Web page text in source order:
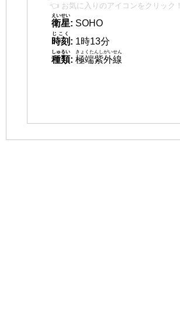
👈 お気に入りのアイコンをクリック！
衛星
えいせい
: SOHO
時刻
じこく
: 1時13分
種類
しゅるい
: 極端紫外線
きょくたんしがいせん